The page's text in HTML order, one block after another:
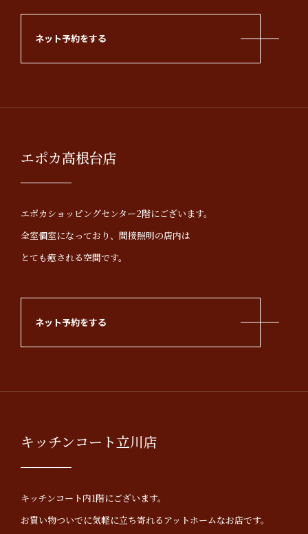
ネット予約をする
エポカ高根台店
エポカショッピングセンター2階にございます。
全室個室になっており、間接照明の店内は
とても癒される空間です。
ネット予約をする
キッチンコート立川店
キッチンコート内1階にございます。
お買い物ついでに気軽に立ち寄れるアットホームなお店です。